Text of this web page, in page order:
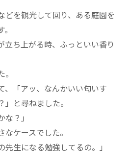
どを観光して回り、ある庭園を
立ち上がる時、ふっといい香り
、「アッ、なんかいい匂いす
と尋ねました。
な？」
ケースでした。
先生になる勉強してるの。」